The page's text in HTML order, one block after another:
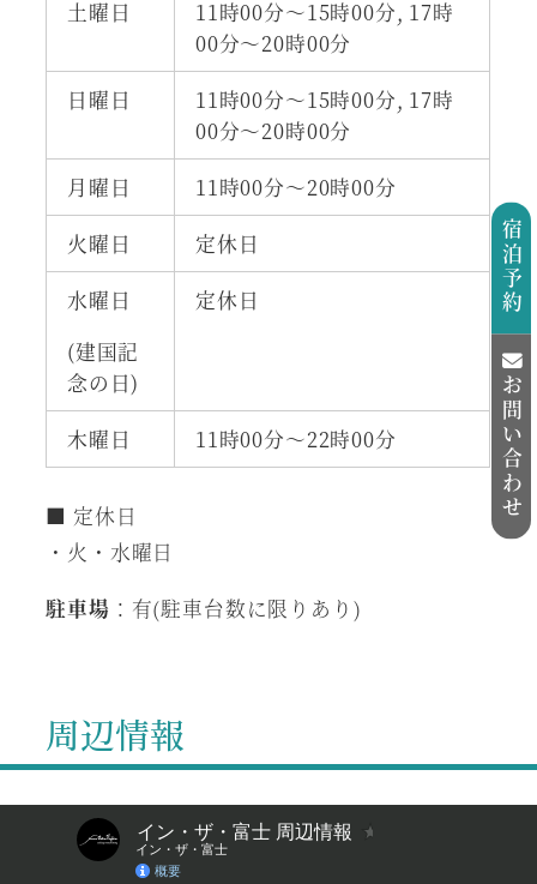
土曜日
11時00分～15時00分, 17時
00分～20時00分
日曜日
11時00分～15時00分, 17時
00分～20時00分
月曜日
11時00分～20時00分
火曜日
定休日
水曜日
(建国記
念の日)
定休日
木曜日 11時00分～22時00分
■ 定休日
・火・水曜日
駐車場 ：有(駐車台数に限りあり)
周辺情報
宿泊予約
お問い合わせ